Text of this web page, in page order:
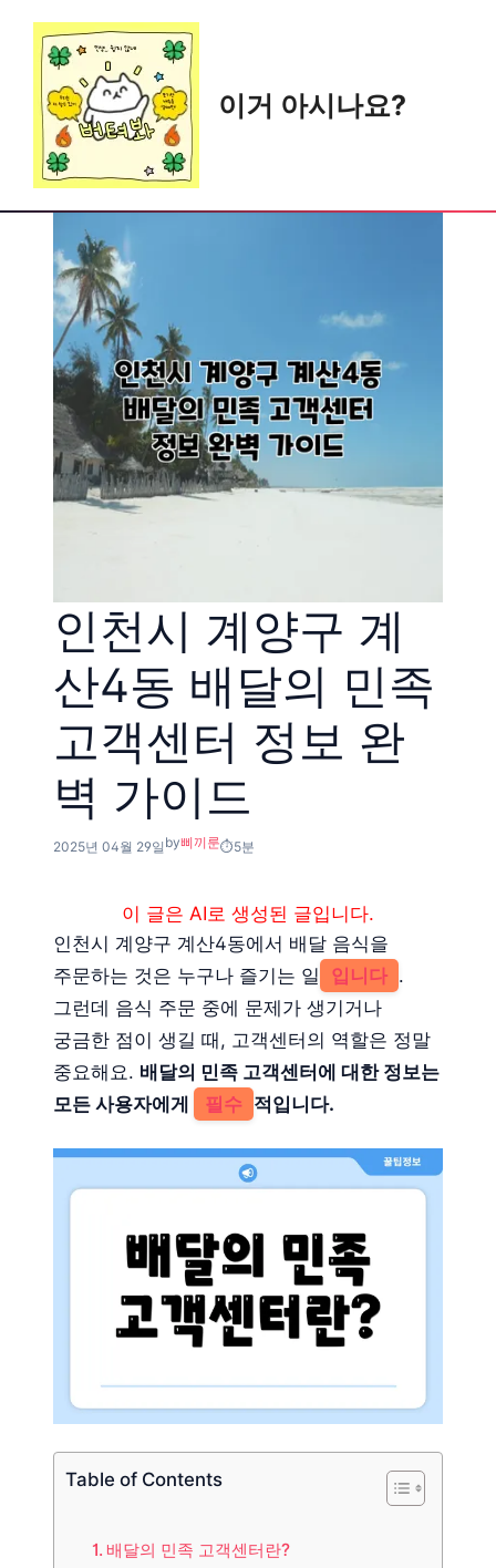
content
이거 아시나요?
인천시 계양구 계
산4동 배달의 민족
고객센터 정보 완
벽 가이드
2025년 04월 29일 by삐끼룬 5분
이 글은 AI로 생성된 글입니다.
인천시 계양구 계산4동에서 배달 음식을
주문하는 것은 누구나 즐기는 일
입니다 .
그런데 음식 주문 중에 문제가 생기거나
궁금한 점이 생길 때, 고객센터의 역할은 정말
중요해요. 배달의 민족 고객센터에 대한 정보는
모든 사용자에게
필수 적입니다.
Table of Contents
배달의 민족 고객센터란?